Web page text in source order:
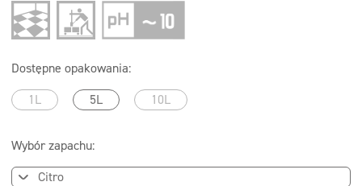
Dostępne opakowania:
1L
5L 10L
Wybór zapachu: